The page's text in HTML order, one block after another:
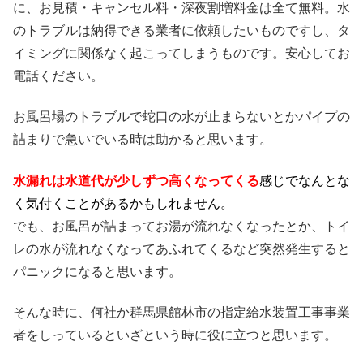
に、お見積・キャンセル料・深夜割増料金は全て無料。水
のトラブルは納得できる業者に依頼したいものですし、タ
イミングに関係なく起こってしまうものです。安心してお
電話ください。
お風呂場のトラブルで蛇口の水が止まらないとかパイプの
詰まりで急いでいる時は助かると思います。
水漏れは水道代が少しずつ高くなってくる感じでなんとな
く気付くことがあるかもしれません。
でも、お風呂が詰まってお湯が流れなくなったとか、トイ
レの水が流れなくなってあふれてくるなど突然発生すると
パニックになると思います。
そんな時に、何社か群馬県館林市の指定給水装置工事事業
者をしっているといざという時に役に立つと思います。